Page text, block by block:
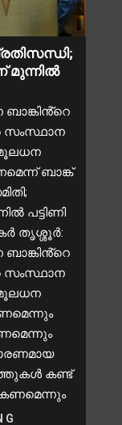
മുന്നിൽ
സംസ്ഥാന
മൂലധന
ബാങ്ക്
പട്ടിണി
തൃശ്ശൂർ:
സംസ്ഥാന
മൂലധന
കണ്ട്